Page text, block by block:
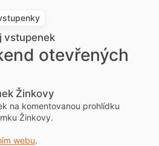
vstupenek
otevřených
Žinkovy
na komentovanou prohlídku
Žinkovy.
webu.